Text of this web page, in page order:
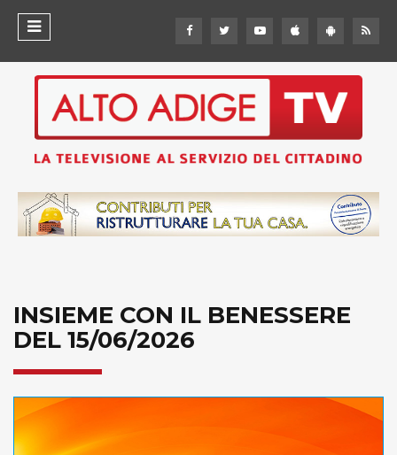
INSIEME CON IL BENESSERE
DEL 15/06/2026